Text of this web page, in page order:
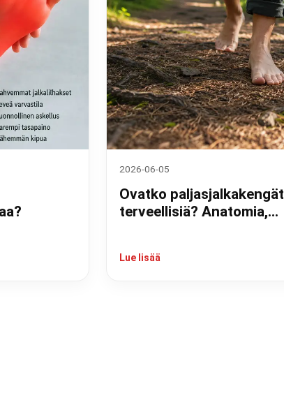
2026-06-05
Ovatko paljasjalkakengät
terveellisiä? Anatomia,
Lue lisää